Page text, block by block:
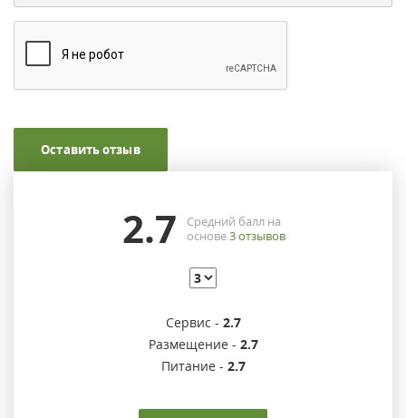
Оставить отзыв
2.7
Средний балл на
основе3отзывов
Сервис - 2.7
Размещение - 2.7
Питание - 2.7